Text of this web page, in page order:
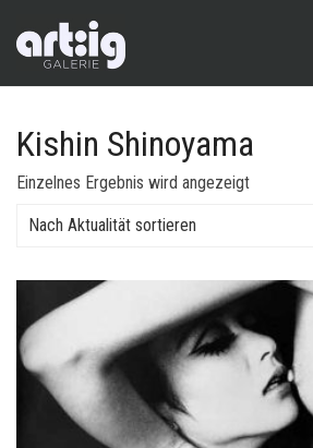
Kishin Shinoyama
Einzelnes Ergebnis wird angezeigt
Nach Aktualität sortieren